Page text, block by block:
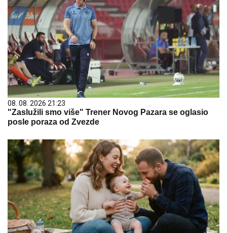
08. 08. 2026 21:23
"Zaslužili smo više" Trener Novog Pazara se oglasio
posle poraza od Zvezde